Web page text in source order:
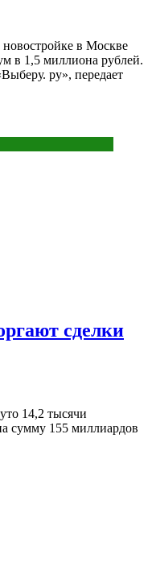
в Москве
в 1,5 миллиона рублей.
ру», передает
сделки
14,2 тысячи
сумму 155 миллиардов